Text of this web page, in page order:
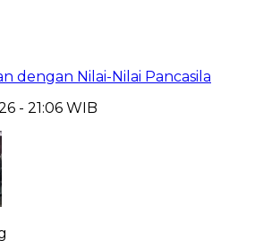
dengan Nilai-Nilai Pancasila
- 21:06 WIB